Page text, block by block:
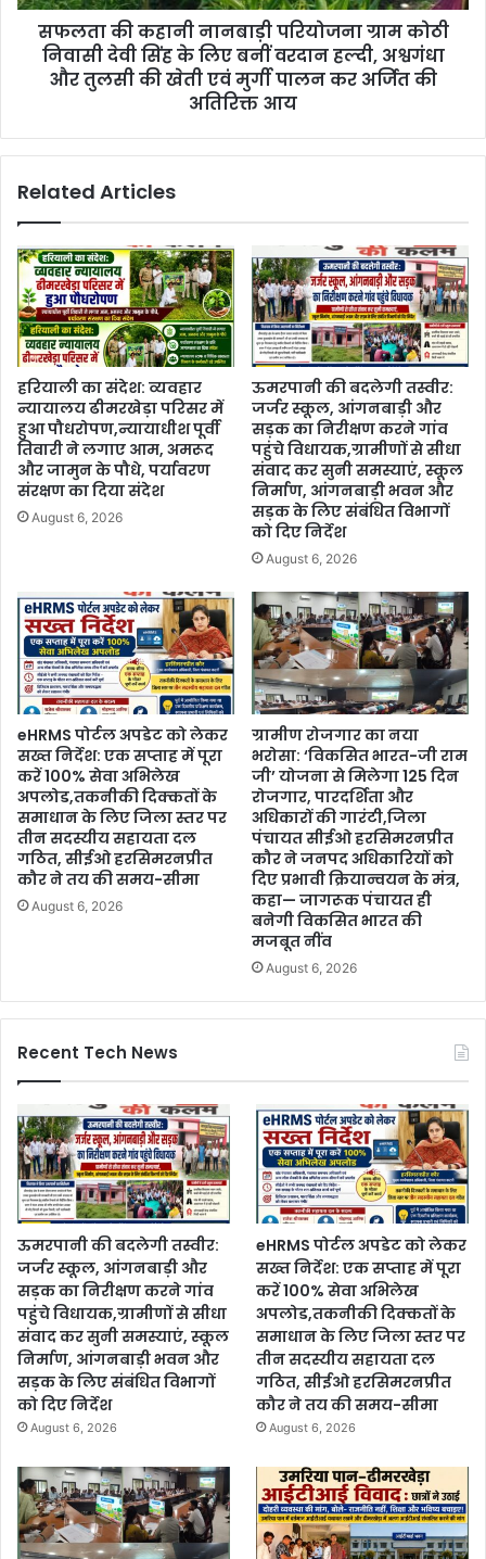
सफलता की कहानी नानबाड़ी परियोजना ग्राम कोठी
निवासी देवी सिंह के लिए बनीं वरदान हल्दी, अश्वगंधा
और तुलसी की खेती एवं मुर्गी पालन कर अर्जित की
अतिरिक्त आय
Related Articles
हरियाली का संदेश: व्यवहार
न्यायालय ढीमरखेड़ा परिसर में
हुआ पौधरोपण,न्यायाधीश पूर्वी
तिवारी ने लगाए आम, अमरूद
और जामुन के पौधे, पर्यावरण
संरक्षण का दिया संदेश
August 6, 2026
ऊमरपानी की बदलेगी तस्वीर:
जर्जर स्कूल, आंगनबाड़ी और
सड़क का निरीक्षण करने गांव
पहुंचे विधायक,ग्रामीणों से सीधा
संवाद कर सुनी समस्याएं, स्कूल
निर्माण, आंगनबाड़ी भवन और
सड़क के लिए संबंधित विभागों
को दिए निर्देश
August 6, 2026
eHRMS पोर्टल अपडेट को लेकर
सख्त निर्देश: एक सप्ताह में पूरा
करें 100% सेवा अभिलेख
अपलोड,तकनीकी दिक्कतों के
समाधान के लिए जिला स्तर पर
तीन सदस्यीय सहायता दल
गठित, सीईओ हरसिमरनप्रीत
कौर ने तय की समय-सीमा
August 6, 2026
ग्रामीण रोजगार का नया
भरोसा: ‘विकसित भारत-जी राम
जी’ योजना से मिलेगा 125 दिन
रोजगार, पारदर्शिता और
अधिकारों की गारंटी,जिला
पंचायत सीईओ हरसिमरनप्रीत
कौर ने जनपद अधिकारियों को
दिए प्रभावी क्रियान्वयन के मंत्र,
कहा— जागरूक पंचायत ही
बनेगी विकसित भारत की
मजबूत नींव
August 6, 2026
Recent Tech News
ऊमरपानी की बदलेगी तस्वीर:
जर्जर स्कूल, आंगनबाड़ी और
सड़क का निरीक्षण करने गांव
पहुंचे विधायक,ग्रामीणों से सीधा
संवाद कर सुनी समस्याएं, स्कूल
निर्माण, आंगनबाड़ी भवन और
सड़क के लिए संबंधित विभागों
को दिए निर्देश
August 6, 2026
eHRMS पोर्टल अपडेट को लेकर
सख्त निर्देश: एक सप्ताह में पूरा
करें 100% सेवा अभिलेख
अपलोड,तकनीकी दिक्कतों के
समाधान के लिए जिला स्तर पर
तीन सदस्यीय सहायता दल
गठित, सीईओ हरसिमरनप्रीत
कौर ने तय की समय-सीमा
August 6, 2026